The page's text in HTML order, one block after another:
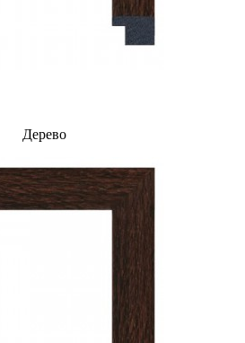
Дерево